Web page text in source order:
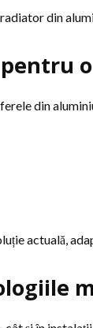
din
din
actuală,